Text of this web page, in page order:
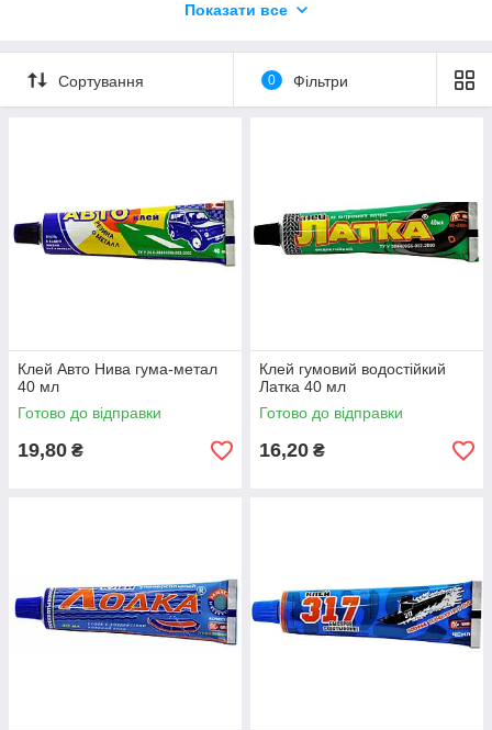
Показати все
Сортування 0 Фільтри
Клей Авто Нива гума-метал
40 мл
Готово до відправки
19,80 ₴
Клей гумовий водостійкий
Латка 40 мл
Готово до відправки
16,20 ₴